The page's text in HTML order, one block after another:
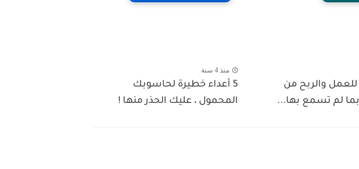
للعمل والربح من
لم تسمع بها...
منذ 4 سنة
5 أعداء خطيرة لحاسوبك
المحمول ، عليك الحذر منها !